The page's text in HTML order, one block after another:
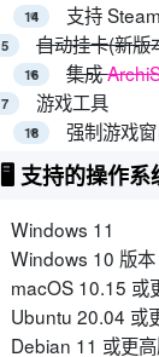
支持
自动挂卡(新版
集成
游戏工具
强制游戏
🖥 支持的操作系
Windows 11
Windows 10 版
macOS 10.15 或
Ubuntu 20.04 或
Debian 11 或更